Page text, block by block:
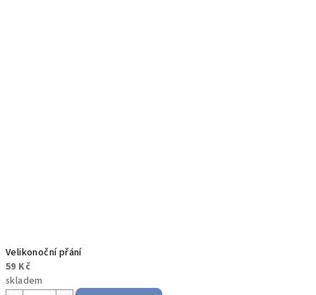
Velikonoční přání
59 Kč
skladem